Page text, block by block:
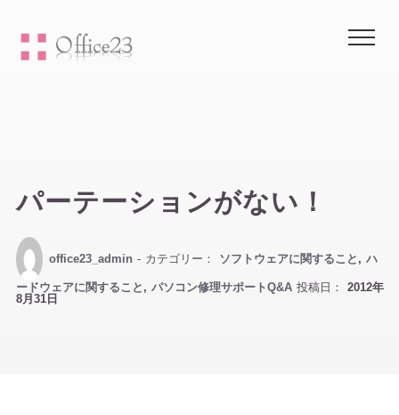
パーテーションがない！
office23_admin - カテゴリー： ソフトウェアに関すること , ハ
ードウェアに関すること , パソコン修理サポートQ&A投稿日： 2012年
8月31日